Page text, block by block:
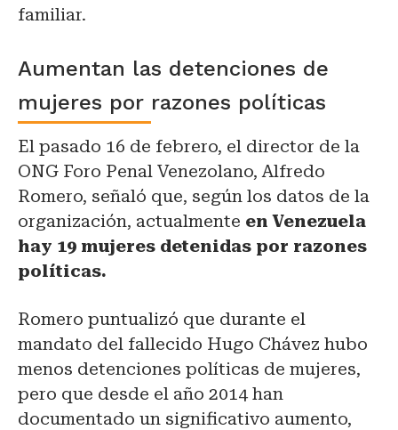
familiar.
Aumentan las detenciones de
mujeres por razones políticas
El pasado 16 de febrero, el director de la
ONG Foro Penal Venezolano, Alfredo
Romero, señaló que, según los datos de la
organización, actualmente en Venezuela
hay 19 mujeres detenidas por razones
políticas.
Romero puntualizó que durante el
mandato del fallecido Hugo Chávez hubo
menos detenciones políticas de mujeres,
pero que desde el año 2014 han
documentado un significativo aumento,